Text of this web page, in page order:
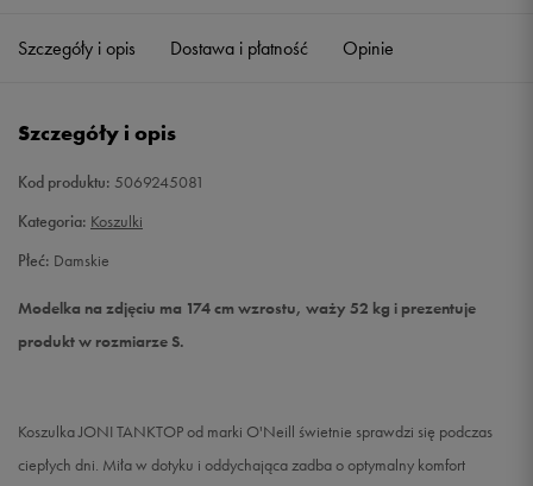
S Powiadom o dostępności
XL Powiadom o dostępności
Szczegóły i opis Dostawa i płatność Opinie
Szczegóły i opis
Kod produktu: 5069245081
Kategoria: Koszulki
Płeć: Damskie
Modelka na zdjęciu ma 174 cm wzrostu, waży 52 kg i prezentuje
produkt w rozmiarze S.
Koszulka JONI TANKTOP od marki O'Neill świetnie sprawdzi się podczas
ciepłych dni. Miła w dotyku i oddychająca zadba o optymalny komfort